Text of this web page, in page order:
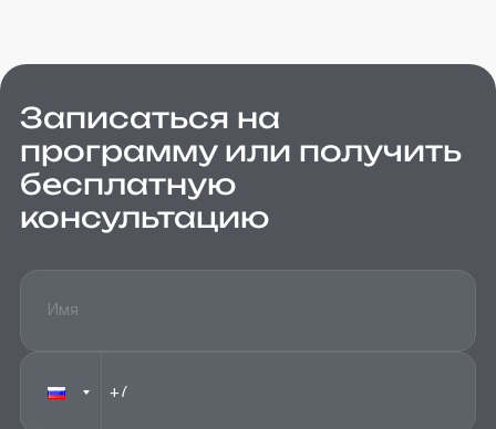
Записаться на
программу или получить
бесплатную
консультацию